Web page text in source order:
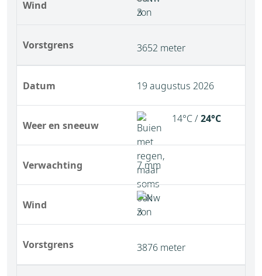
Wind
Vorstgrens 3652 meter
Datum
Weer en sneeuw
Verwachting
Wind
Vorstgrens
19 augustus 2026
14°C /24°C
7 mm
3876 meter